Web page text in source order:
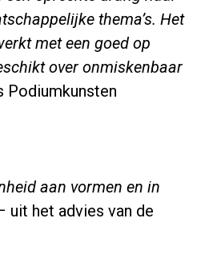
thema’s. Het
met een goed op
over onmiskenbaar
Podiumkunsten
aan vormen en in
uit het advies van de